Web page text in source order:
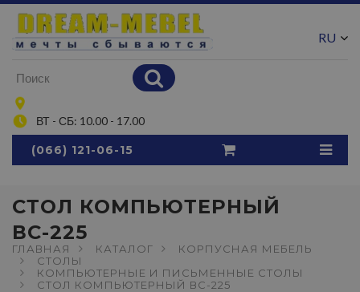
ВТ - СБ: 10.00 - 17.00
RU
(066) 121-06-15
СТОЛ КОМПЬЮТЕРНЫЙ
ВС-225
ГЛАВНАЯ КАТАЛОГ
КОРПУСНАЯ МЕБЕЛЬ
СТОЛЫ
КОМПЬЮТЕРНЫЕ И ПИСЬМЕННЫЕ СТОЛЫ
СТОЛ КОМПЬЮТЕРНЫЙ ВС-225